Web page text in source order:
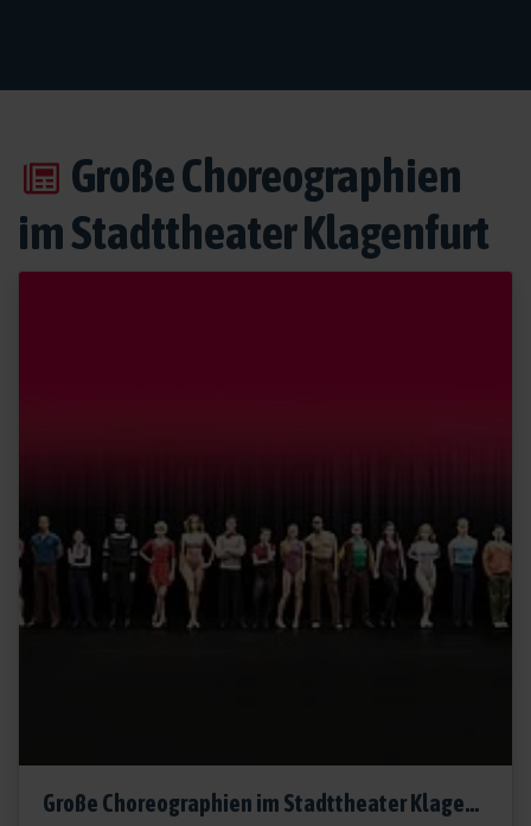
Große Choreographien
im Stadttheater Klagenfurt
Große Choreographien im Stadttheater Klagenfurt